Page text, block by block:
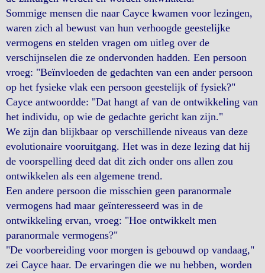
Sommige mensen die naar Cayce kwamen voor lezingen,
waren zich al bewust van hun verhoogde geestelijke
vermogens en stelden vragen om uitleg over de
verschijnselen die ze ondervonden hadden. Een persoon
vroeg: "Beïnvloeden de gedachten van een ander persoon
op het fysieke vlak een persoon geestelijk of fysiek?"
Cayce antwoordde: "Dat hangt af van de ontwikkeling van
het individu, op wie de gedachte gericht kan zijn."
We zijn dan blijkbaar op verschillende niveaus van deze
evolutionaire vooruitgang. Het was in deze lezing dat hij
de voorspelling deed dat dit zich onder ons allen zou
ontwikkelen als een algemene trend.
Een andere persoon die misschien geen paranormale
vermogens had maar geïnteresseerd was in de
ontwikkeling ervan, vroeg: "Hoe ontwikkelt men
paranormale vermogens?"
"De voorbereiding voor morgen is gebouwd op vandaag,"
zei Cayce haar. De ervaringen die we nu hebben, worden